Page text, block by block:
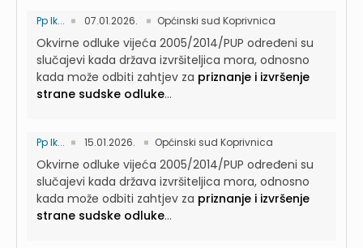
Pp Ik... 07.01.2026. Općinski sud Koprivnica
Okvirne odluke vijeća 2005/2014/PUP određeni su
slučajevi kada država izvršiteljica mora, odnosno
kada može odbiti zahtjev za priznanje i izvršenje
strane sudske odluke...
Pp Ik... 15.01.2026. Općinski sud Koprivnica
Okvirne odluke vijeća 2005/2014/PUP određeni su
slučajevi kada država izvršiteljica mora, odnosno
kada može odbiti zahtjev za priznanje i izvršenje
strane sudske odluke...